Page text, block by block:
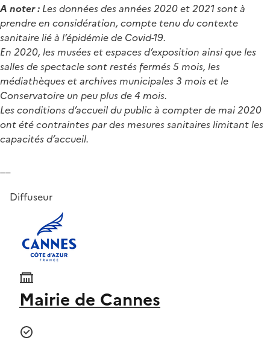
A noter : Les données des années 2020 et 2021 sont à
prendre en considération, compte tenu du contexte
sanitaire lié à l’épidémie de Covid-19.
En 2020, les musées et espaces d’exposition ainsi que les
salles de spectacle sont restés fermés 5 mois, les
médiathèques et archives municipales 3 mois et le
Conservatoire un peu plus de 4 mois.
Les conditions d’accueil du public à compter de mai 2020
ont été contraintes par des mesures sanitaires limitant les
capacités d’accueil.
Diffuseur
Mairie de Cannes